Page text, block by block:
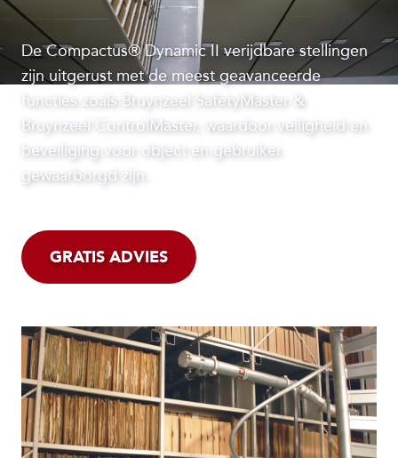
De Compactus® Dynamic II verijdbare stellingen
zijn uitgerust met de meest geavanceerde
functies zoals Bruynzeel SafetyMaster &
Bruynzeel ControlMaster, waardoor veiligheid en
beveiliging voor object en gebruiker
gewaarborgd zijn.
GRATIS ADVIES